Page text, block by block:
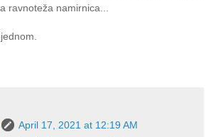
ravnoteža namirnica...
April 17, 2021 at 12:19 AM